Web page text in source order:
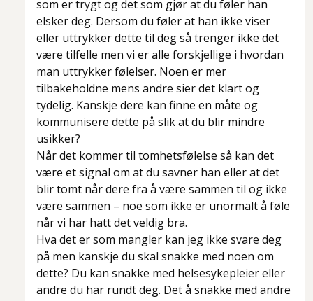
som er trygt og det som gjør at du føler han
elsker deg. Dersom du føler at han ikke viser
eller uttrykker dette til deg så trenger ikke det
være tilfelle men vi er alle forskjellige i hvordan
man uttrykker følelser. Noen er mer
tilbakeholdne mens andre sier det klart og
tydelig. Kanskje dere kan finne en måte og
kommunisere dette på slik at du blir mindre
usikker?
Når det kommer til tomhetsfølelse så kan det
være et signal om at du savner han eller at det
blir tomt når dere fra å være sammen til og ikke
være sammen – noe som ikke er unormalt å føle
når vi har hatt det veldig bra.
Hva det er som mangler kan jeg ikke svare deg
på men kanskje du skal snakke med noen om
dette? Du kan snakke med helsesykepleier eller
andre du har rundt deg. Det å snakke med andre